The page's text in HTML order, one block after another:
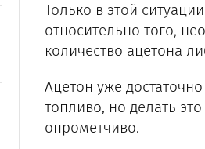
Только в этой
относительно того,
количество ацетона
Ацетон уже
топливо, но делать
опрометчиво.